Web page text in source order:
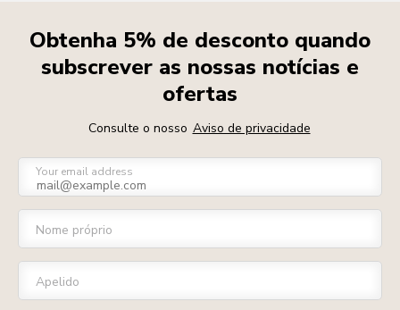
Obtenha 5% de desconto quando
subscrever as nossas notícias e
ofertas
Consulte o nosso Aviso de privacidade
Your email address
Nome próprio
Apelido